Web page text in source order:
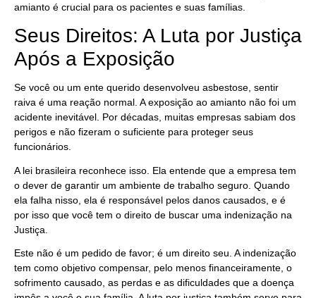
amianto é crucial para os pacientes e suas famílias.
Seus Direitos: A Luta por Justiça
Após a Exposição
Se você ou um ente querido desenvolveu asbestose, sentir
raiva é uma reação normal. A exposição ao amianto não foi um
acidente inevitável. Por décadas, muitas empresas sabiam dos
perigos e não fizeram o suficiente para proteger seus
funcionários.
A lei brasileira reconhece isso. Ela entende que a empresa tem
o dever de garantir um ambiente de trabalho seguro. Quando
ela falha nisso, ela é responsável pelos danos causados, e é
por isso que você tem o direito de buscar uma indenização na
Justiça.
Este não é um pedido de favor; é um direito seu. A indenização
tem como objetivo compensar, pelo menos financeiramente, o
sofrimento causado, as perdas e as dificuldades que a doença